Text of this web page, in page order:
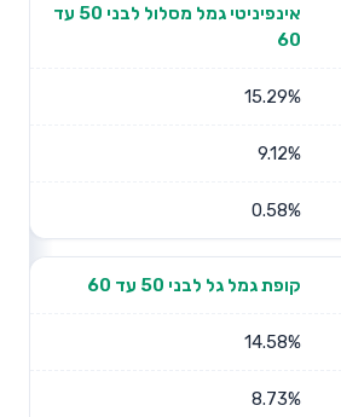
אינפיניטי גמל מסלול לבני 50 עד
60
15.29%
9.12%
0.58%
קופת גמל גל לבני 50 עד 60
14.58%
8.73%